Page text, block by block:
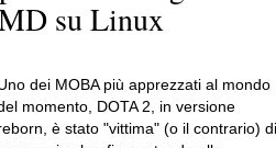
su Linux
dei MOBA più apprezzati al mondo
momento, DOTA 2, in versione
è stato "vittima" (o il contrario) di